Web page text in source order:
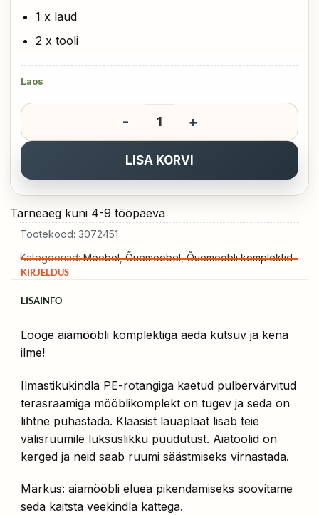
1 x laud
2 x tooli
Laos
3-osaline aiamööbli
LISA KORVI
Tarneaeg kuni 4-9 tööpäeva
Tootekood: 3072451
Kategooriad:Mööbel,Õuemööbel,Õuemööbli komplektid
KIRJELDUS
LISAINFO
Looge aiamööbli komplektiga aeda kutsuv ja kena
ilme!
Ilmastikukindla PE-rotangiga kaetud pulbervärvitud
terasraamiga mööblikomplekt on tugev ja seda on
lihtne puhastada. Klaasist lauaplaat lisab teie
välisruumile luksuslikku puudutust. Aiatoolid on
kerged ja neid saab ruumi säästmiseks virnastada.
Märkus: aiamööbli eluea pikendamiseks soovitame
seda kaitsta veekindla kattega.